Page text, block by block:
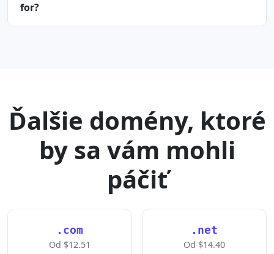
for?
Ďalšie domény, ktoré
by sa vám mohli
páčiť
.com
Od $12.51
.net
Od $14.40